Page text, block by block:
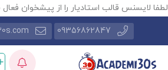
لطفا لایسنس قالب استادیار را از پیشخوان فعال
09356862847